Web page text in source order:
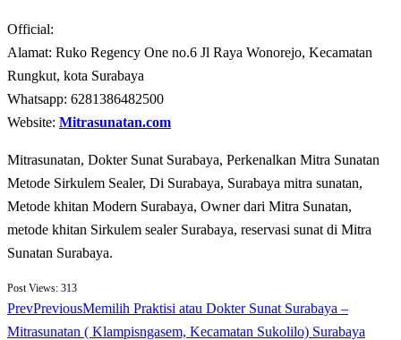
Official:
Alamat: Ruko Regency One no.6 Jl Raya Wonorejo, Kecamatan
Rungkut, kota Surabaya
Whatsapp: 6281386482500
Website: Mitrasunatan.com
Mitrasunatan, Dokter Sunat Surabaya, Perkenalkan Mitra Sunatan
Metode Sirkulem Sealer, Di Surabaya, Surabaya mitra sunatan,
Metode khitan Modern Surabaya, Owner dari Mitra Sunatan,
metode khitan Sirkulem sealer Surabaya, reservasi sunat di Mitra
Sunatan Surabaya.
Post Views: 313
PrevPreviousMemilih Praktisi atau Dokter Sunat Surabaya –
Mitrasunatan ( Klampisngasem, Kecamatan Sukolilo) Surabaya